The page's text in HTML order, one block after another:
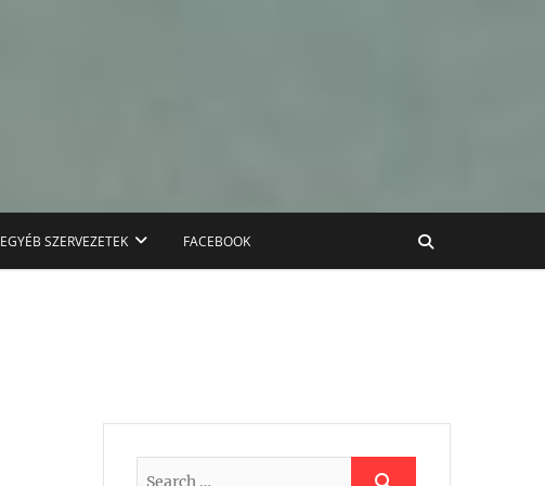
EGYÉB SZERVEZETEK FACEBOOK